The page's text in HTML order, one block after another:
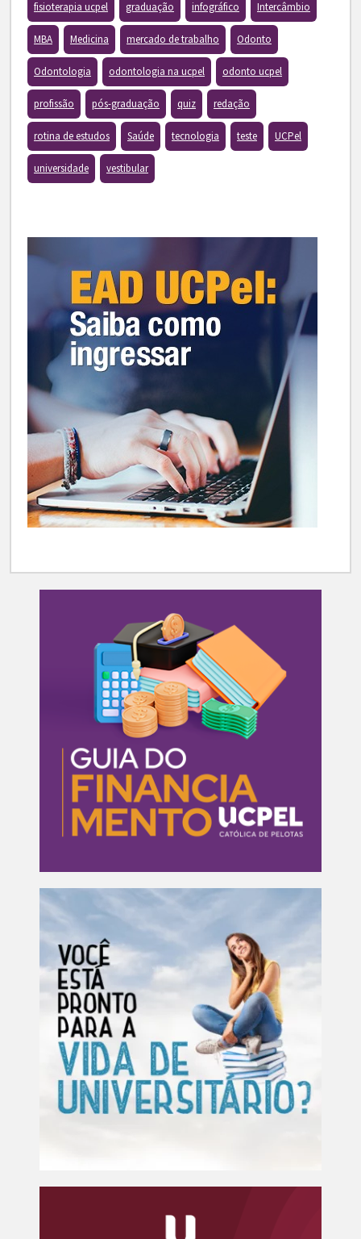
fisioterapia ucpel graduação infográfico Intercâmbio
MBA Medicina mercado de trabalho Odonto
Odontologia odontologia na ucpel odonto ucpel
profissão pós-graduação quiz redação
rotina de estudos Saúde tecnologia teste UCPel
universidade vestibular